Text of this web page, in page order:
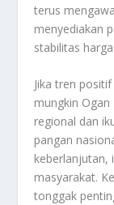
terus
menyediakan
stabilitas
Jika tren
mungkin
regional dan
pangan
keberlanjutan,
masyarakat.
tonggak